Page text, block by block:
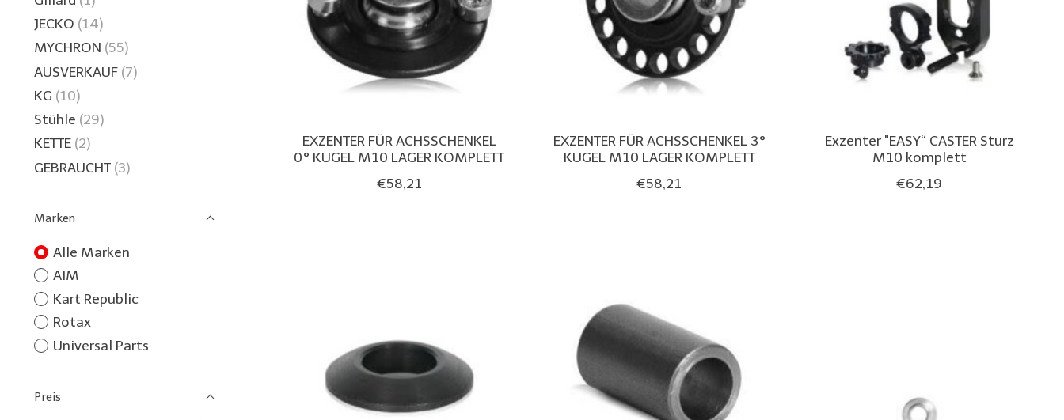
JECKO (14)
MYCHRON (55)
AUSVERKAUF (7)
KG (10)
Stühle (29)
KETTE (2)
GEBRAUCHT (3)
Marken
Alle Marken
AIM
Kart Republic
Rotax
Universal Parts
Preis
EXZENTER FÜR ACHSSCHENKEL
0° KUGEL M10 LAGER KOMPLETT
€58,21
EXZENTER FÜR ACHSSCHENKEL 3°
KUGEL M10 LAGER KOMPLETT
€58,21
Exzenter "EASY“ CASTER Sturz
M10 komplett
€62,19